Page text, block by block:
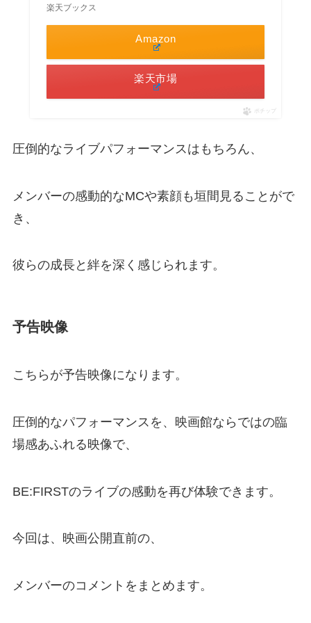
楽天ブックス
Amazon
楽天市場
ポチップ
圧倒的なライブパフォーマンスはもちろん、
メンバーの感動的なMCや素顔も垣間見ることがで
き、
彼らの成長と絆を深く感じられます。
予告映像
こちらが予告映像になります。
圧倒的なパフォーマンスを、映画館ならではの臨
場感あふれる映像で、
BE:FIRSTのライブの感動を再び体験できます。
今回は、映画公開直前の、
メンバーのコメントをまとめます。